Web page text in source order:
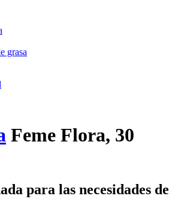
grasa
Feme Flora, 30
para las necesidades de